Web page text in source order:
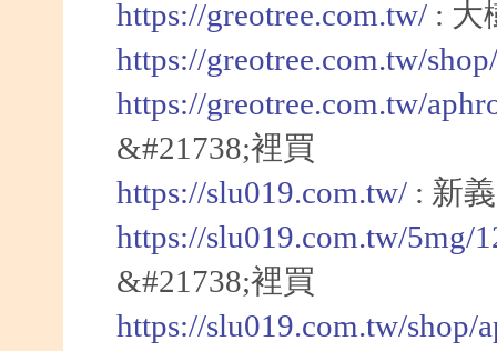
https://greotree.com.tw/: 大
https://greotree.com.tw/
https://greotree.com.tw/
&#21738;裡買
https://slu019.com.tw/: 新
https://slu019.com.tw/5mg/
&#21738;裡買
https://slu019.com.tw/shop/